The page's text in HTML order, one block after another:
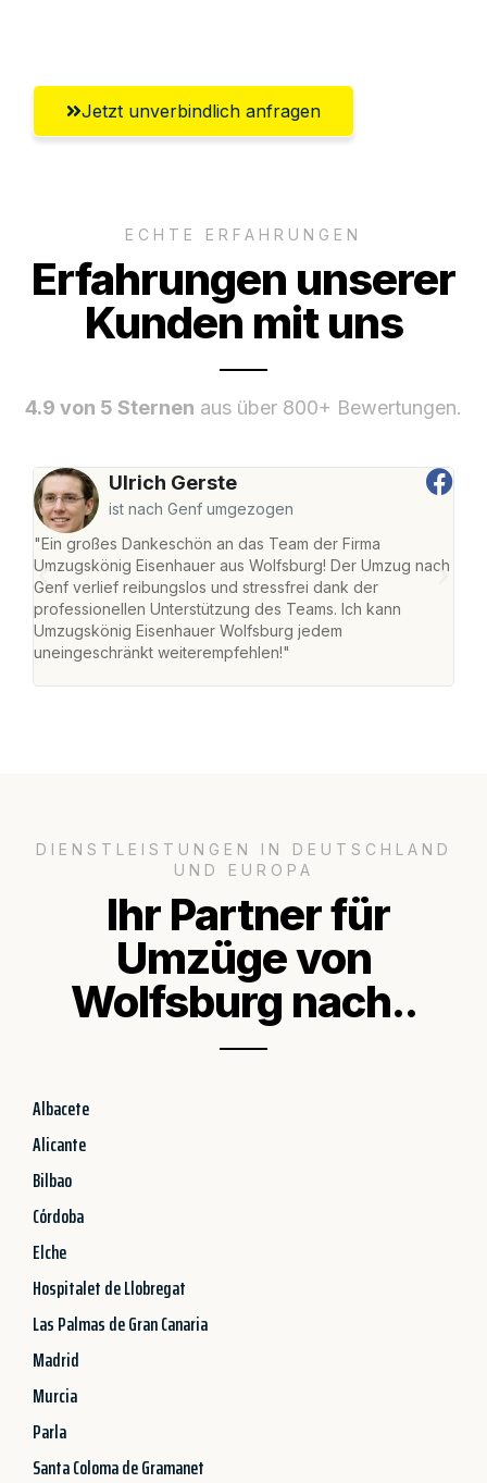
Jetzt unverbindlich anfragen
ECHTE ERFAHRUNGEN
Erfahrungen unserer
Kunden mit uns
4.9 von 5 Sternen aus über 800+ Bewertungen.
Ulrich Gerste
ist nach Genf umgezogen
"Ein großes Dankeschön an das Team der Firma
Umzugskönig Eisenhauer aus Wolfsburg! Der Umzug nach
Genf verlief reibungslos und stressfrei dank der
professionellen Unterstützung des Teams. Ich kann
Umzugskönig Eisenhauer Wolfsburg jedem
uneingeschränkt weiterempfehlen!"
DIENSTLEISTUNGEN IN DEUTSCHLAND
UND EUROPA
Ihr Partner für
Umzüge von
Wolfsburg nach..
Albacete
Alicante
Bilbao
Córdoba
Elche
Hospitalet de Llobregat
Las Palmas de Gran Canaria
Madrid
Murcia
Parla
Santa Coloma de Gramanet